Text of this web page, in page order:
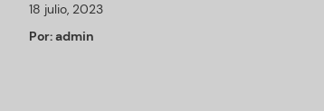
18 julio, 2023
Por:admin